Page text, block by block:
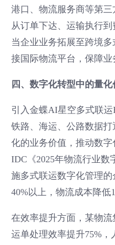
港口、物流服务商等第
从订单下达、运输执行到
当企业业务拓展至跨境
接国际物流平台，保障业
四、数字化转型中的量
引入金蝶AI星空多式联
铁路、海运、公路数据
化的业务价值，推动数
IDC《2025年物流行业数
施多式联运数字化管理
40%以上，物流成本降低
在效率提升方面，某物
运单处理效率提升75%